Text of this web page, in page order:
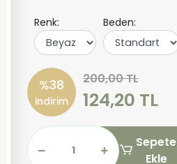
Renk: Beden:
%38
indirim
200,00 TL
124,20 TL
Sepete
Ekle